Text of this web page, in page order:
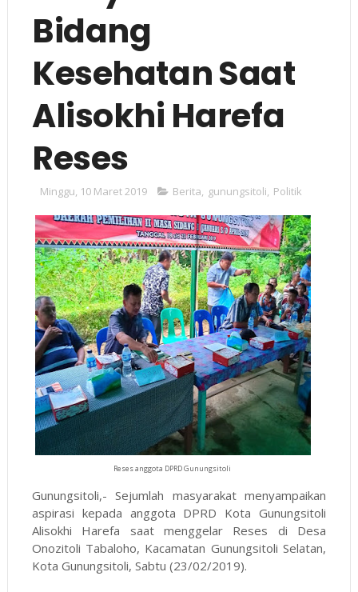
Bidang
Kesehatan Saat
Alisokhi Harefa
Reses
Minggu, 10 Maret 2019 Berita, gunungsitoli, Politik
Reses anggota DPRD Gunungsitoli
Gunungsitoli,- Sejumlah masyarakat menyampaikan
aspirasi kepada anggota DPRD Kota Gunungsitoli
Alisokhi Harefa saat menggelar Reses di Desa
Onozitoli Tabaloho, Kacamatan Gunungsitoli Selatan,
Kota Gunungsitoli, Sabtu (23/02/2019).